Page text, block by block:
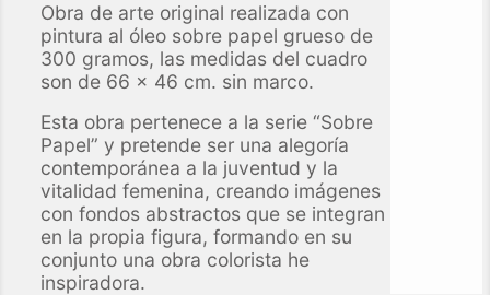
Obra de arte original realizada con
pintura al óleo sobre papel grueso de
300 gramos, las medidas del cuadro
son de 66 x 46 cm. sin marco.
Esta obra pertenece a la serie “Sobre
Papel” y pretende ser una alegoría
contemporánea a la juventud y la
vitalidad femenina, creando imágenes
con fondos abstractos que se integran
en la propia figura, formando en su
conjunto una obra colorista he
inspiradora.